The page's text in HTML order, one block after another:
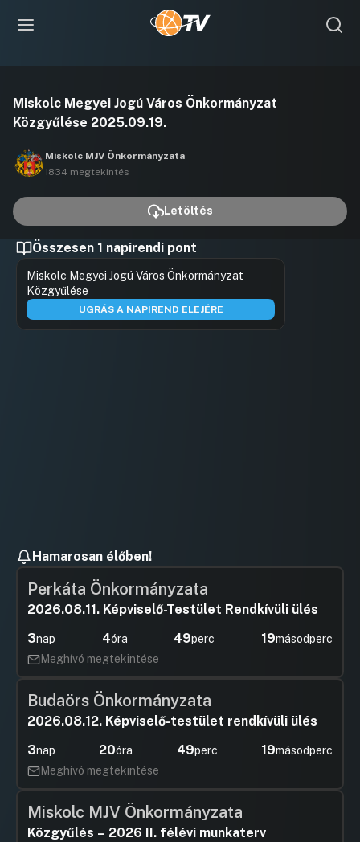
lejátszása
Miskolc Megyei Jogú Város Önkormányzat
Közgyűlése 2025.09.19.
Miskolc MJV Önkormányzata
1834 megtekintés
Letöltés
Összesen 1 napirendi pont
Miskolc Megyei Jogú Város Önkormányzat
Közgyűlése
UGRÁS A NAPIREND ELEJÉRE
Hamarosan élőben!
Perkáta Önkormányzata
2026.08.11. Képviselő-Testület Rendkívüli ülés
3nap 4óra 49perc 19másodperc
Meghívó megtekintése
Budaörs Önkormányzata
2026.08.12. Képviselő-testület rendkívüli ülés
3nap 20óra 49perc 19másodperc
Meghívó megtekintése
Miskolc MJV Önkormányzata
Közgyűlés – 2026 II. félévi munkaterv